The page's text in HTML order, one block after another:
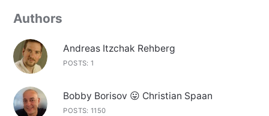
Authors
Andreas Itzchak Rehberg
POSTS: 1
Bobby Borisov 😛 Christian Spaan
POSTS: 1150